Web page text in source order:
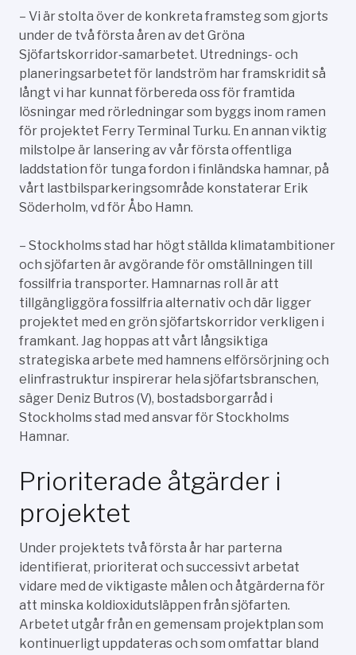
– Vi är stolta över de konkreta framsteg som gjorts
under de två första åren av det Gröna
Sjöfartskorridor‑samarbetet. Utrednings- och
planeringsarbetet för landström har framskridit så
långt vi har kunnat förbereda oss för framtida
lösningar med rörledningar som byggs inom ramen
för projektet Ferry Terminal Turku. En annan viktig
milstolpe är lansering av vår första offentliga
laddstation för tunga fordon i finländska hamnar, på
vårt lastbilsparkeringsområde konstaterar Erik
Söderholm, vd för Åbo Hamn.
– Stockholms stad har högt ställda klimatambitioner
och sjöfarten är avgörande för omställningen till
fossilfria transporter. Hamnarnas roll är att
tillgängliggöra fossilfria alternativ och där ligger
projektet med en grön sjöfartskorridor verkligen i
framkant. Jag hoppas att vårt långsiktiga
strategiska arbete med hamnens elförsörjning och
elinfrastruktur inspirerar hela sjöfartsbranschen,
säger Deniz Butros (V), bostadsborgarråd i
Stockholms stad med ansvar för Stockholms
Hamnar.
Prioriterade åtgärder i
projektet
Under projektets två första år har parterna
identifierat, prioriterat och successivt arbetat
vidare med de viktigaste målen och åtgärderna för
att minska koldioxidutsläppen från sjöfarten.
Arbetet utgår från en gemensam projektplan som
kontinuerligt uppdateras och som omfattar bland